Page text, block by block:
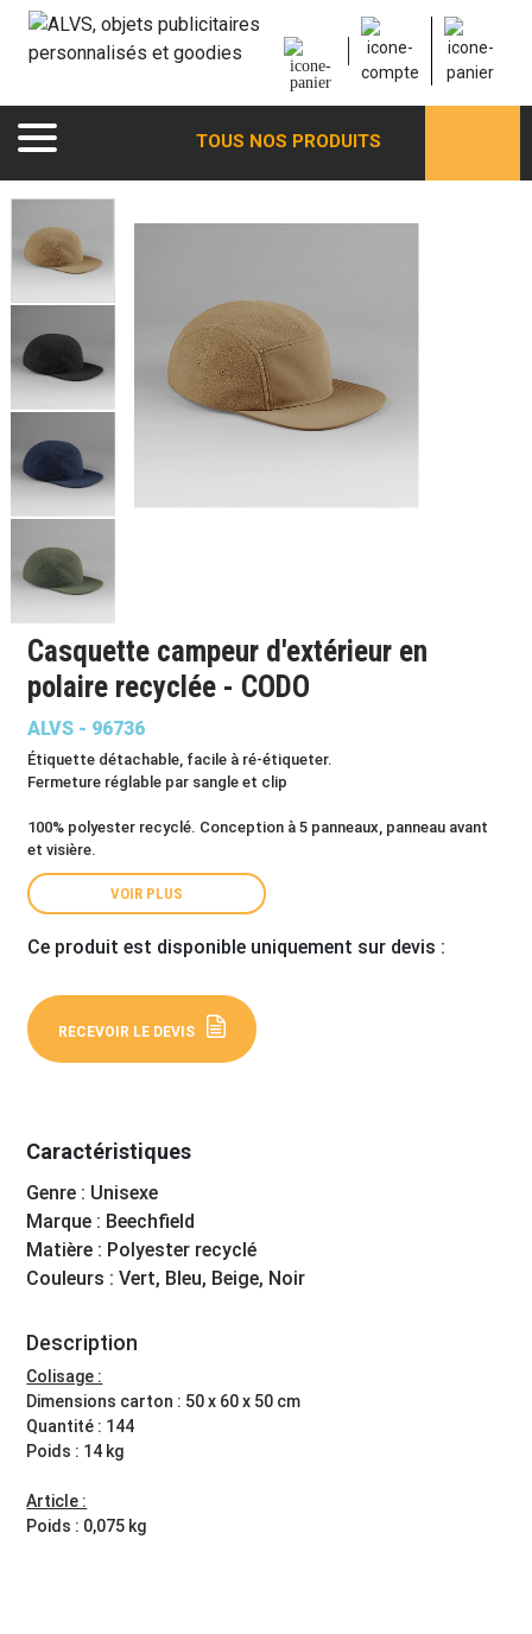
TOUS NOS PRODUITS
Casquette campeur d'extérieur en
polaire recyclée - CODO
ALVS - 96736
Étiquette détachable, facile à ré-étiqueter.
Fermeture réglable par sangle et clip
100% polyester recyclé. Conception à 5 panneaux, panneau avant
et visière.
VOIR PLUS
Ce produit est disponible uniquement sur devis :
RECEVOIR LE DEVIS
Caractéristiques
Genre : Unisexe
Marque : Beechfield
Matière : Polyester recyclé
Couleurs : Vert, Bleu, Beige, Noir
Description
Colisage :
Dimensions carton : 50 x 60 x 50 cm
Quantité : 144
Poids : 14 kg
Article :
Poids : 0,075 kg